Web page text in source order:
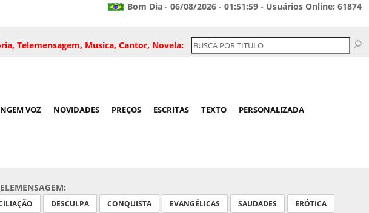
Bom Dia - 06/08/2026 - 01:51:59 - Usuários Online: 61874
Telemensagem, Musica, Cantor, Novela:
VOZ NOVIDADES PREÇOS ESCRITAS TEXTO PERSONALIZADA
DESCULPA CONQUISTA EVANGÉLICAS SAUDADES
ERÓTICA